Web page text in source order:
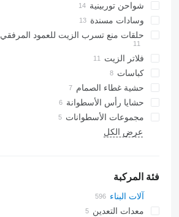
شواحن توربينية
وسادات مسندة
حلقات منع تسرب الزيت للعمود المرفقي
فلاتر الزيت
كباسات
حشية غطاء الصمام
حشايا رأس الأسطوانة
مجموعات الأسطوانات
عرض الكل
فئة المركبة
آلات البناء
الحفارات
معدات التعدين